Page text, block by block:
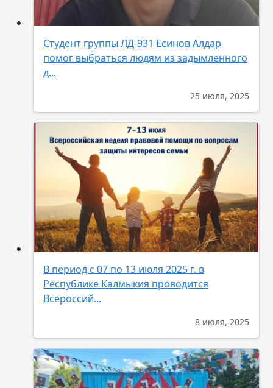
Студент группы ЛД-931 Есинов Алдар
помог выбраться людям из задымленного
д...
25 июля, 2025
В период с 07 по 13 июля 2025 г. в
Республике Калмыкия проводится
Всероссий...
8 июля, 2025